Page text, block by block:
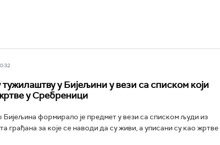
у Бијељини у вези са списком који
у Сребреници
формирало је предмет у вези са списком људи из
грађана за које се наводи да су живи, а уписани су као жртве